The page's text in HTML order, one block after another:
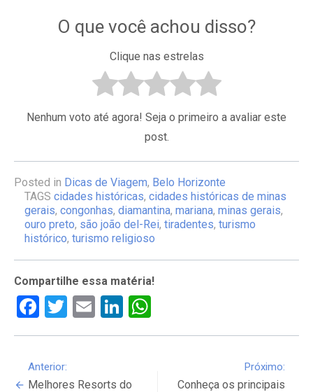
O que você achou disso?
Clique nas estrelas
Nenhum voto até agora! Seja o primeiro a avaliar este
post.
Posted in Dicas de Viagem, Belo Horizonte
TAGS cidades históricas, cidades históricas de minas
gerais, congonhas, diamantina, mariana, minas gerais,
ouro preto, são joão del-Rei, tiradentes, turismo
histórico, turismo religioso
Compartilhe essa matéria!
Facebook
Twitter
EmailLinkedIn
Continue
Anterior:
Melhores Resorts do
Próximo:
Conheça os principais